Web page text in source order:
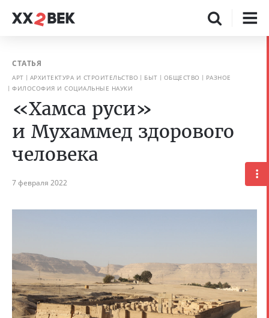
СТАТЬЯ
АРТ АРХИТЕКТУРА И СТРОИТЕЛЬСТВО БЫТ ОБЩЕСТВО
РАЗНОЕ
ФИЛОСОФИЯ И СОЦИАЛЬНЫЕ НАУКИ
«Хамса руси»
и Мухаммед здорового
человека
7 февраля 2022